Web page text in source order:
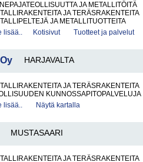
JA METALLITÖITÄ
JA TERÄSRAKENTEITA
JA METALLITUOTTEITA
lisää..
Kotisivut Tuotteet ja palvelut
HARJAVALTA
JA TERÄSRAKENTEITA
KUNNOSSAPITOPALVELUJA
lisää..
Näytä kartalla
MUSTASAARI
JA TERÄSRAKENTEITA